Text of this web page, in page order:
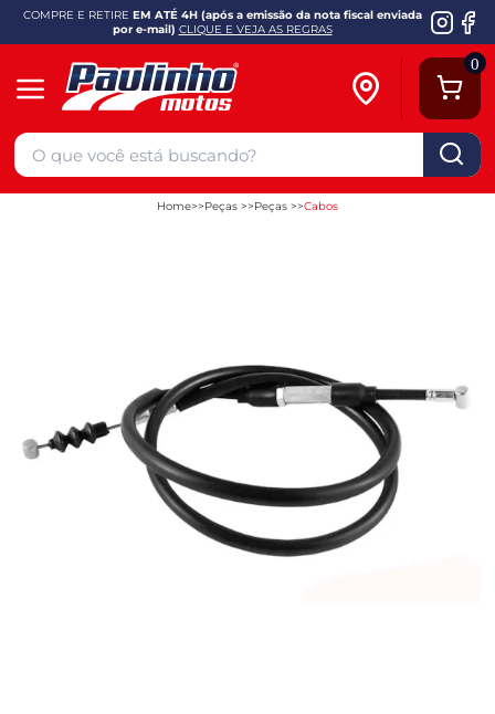
COMPRE E RETIRE EM ATÉ 4H (após a emissão da nota fiscal enviada
por e-mail) CLIQUE E VEJA AS REGRAS
0
Home Peças Peças Cabos